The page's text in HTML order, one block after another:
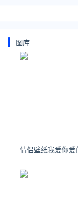
图库